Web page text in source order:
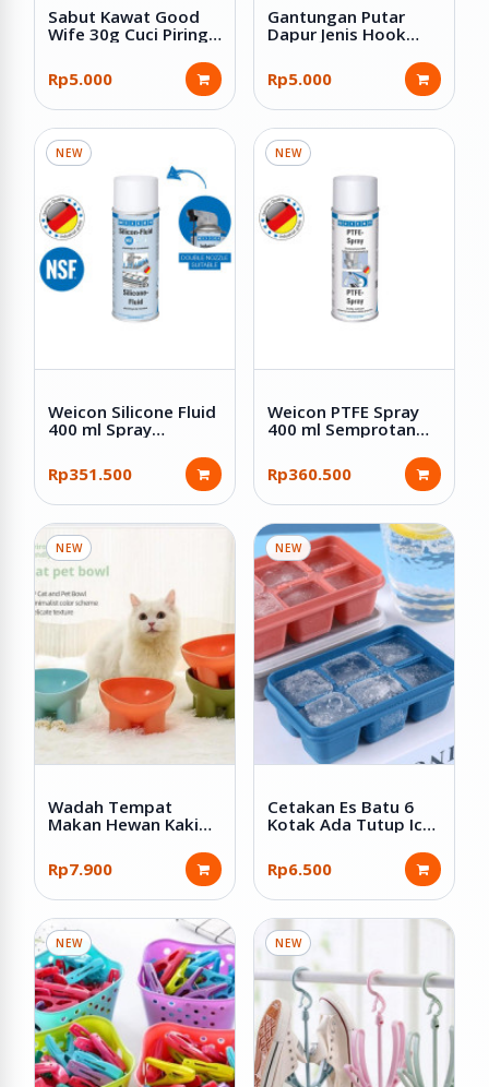
Sabut Kawat Good
Wife 30g Cuci Piring
Stainless Anti Karat
Rp5.000
Gantungan Putar
Dapur Jenis Hook
Rp5.000
NEW
Weicon Silicone Fluid
400 ml Spray
Silikon Food Grade
NSF H1
Rp351.500
NEW
Weicon PTFE Spray
400 ml Semprotan
Lengket Tahan Panas
Anti Gesek
Rp360.500
NEW
Wadah Tempat
Makan Hewan Kaki
Rp7.900
NEW
Cetakan Es Batu 6
Kotak Ada Tutup Ice
Rp6.500
NEW NEW